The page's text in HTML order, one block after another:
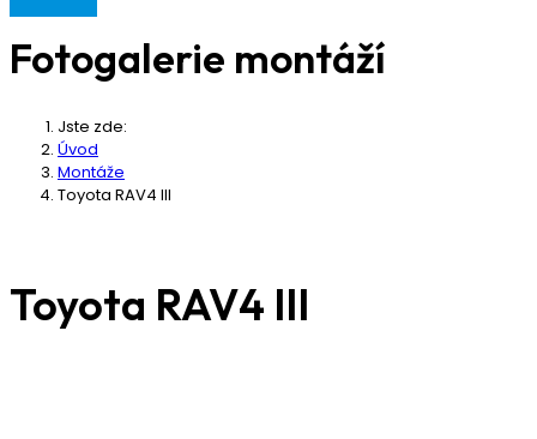
Fotogalerie montáží
Jste zde:
Úvod
Montáže
Toyota RAV4 III
Toyota RAV4 III